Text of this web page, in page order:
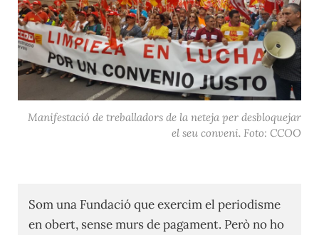
Manifestació de treballadors de la neteja per desbloquejar
el seu conveni. Foto: CCOO
Som una Fundació que exercim el periodisme
en obert, sense murs de pagament. Però no ho